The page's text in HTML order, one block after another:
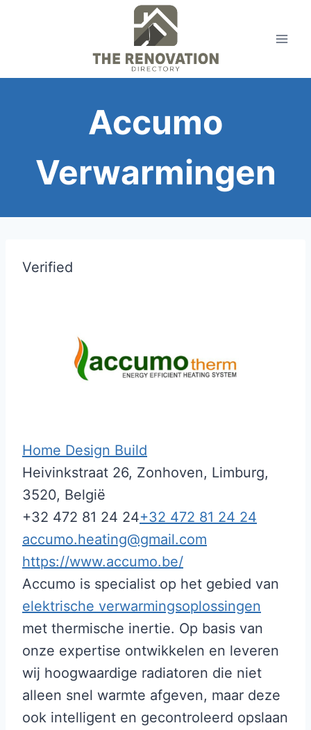
Accumo
Verwarmingen
Verified
Home Design Build
Heivinkstraat 26, Zonhoven, Limburg,
3520, België
+32 472 81 24 24+32 472 81 24 24
accumo.heating@gmail.com
https://www.accumo.be/
Accumo is specialist op het gebied van
elektrische verwarmingsoplossingen
met thermische inertie. Op basis van
onze expertise ontwikkelen en leveren
wij hoogwaardige radiatoren die niet
alleen snel warmte afgeven, maar deze
ook intelligent en gecontroleerd opslaan